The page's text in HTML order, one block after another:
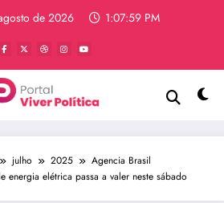
de 2026 1:08:00 PM
julho 2025
Agencia Brasil
energia elétrica passa a valer neste sábado